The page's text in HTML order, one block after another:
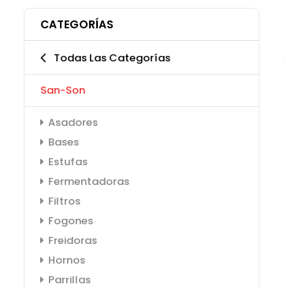
CATEGORÍAS
Todas Las Categorías
San-Son
Asadores
Bases
Estufas
Fermentadoras
Filtros
Fogones
Freidoras
Hornos
Parrillas